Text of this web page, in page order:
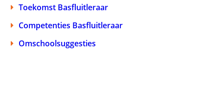
Toekomst Basfluitleraar
Competenties Basfluitleraar
Omschoolsuggesties